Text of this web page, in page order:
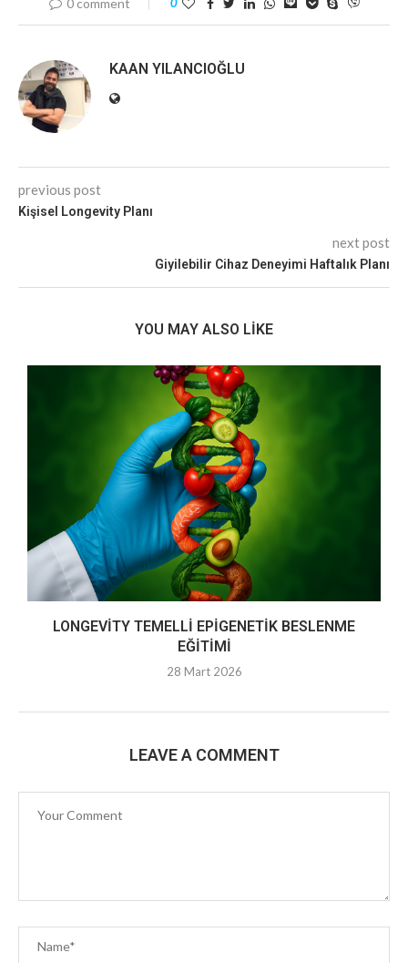
0 comment 0
KAAN YILANCIOĞLU
previous post
Kişisel Longevity Planı
next post
Giyilebilir Cihaz Deneyimi Haftalık Planı
YOU MAY ALSO LIKE
LONGEVITY TEMELLI EPIGENETIK BESLENME
EĞITIMI
28 Mart 2026
LEAVE A COMMENT